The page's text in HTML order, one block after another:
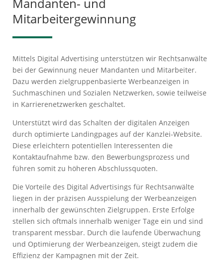
Mitarbeitergewinnung
Mittels Digital Advertising unterstützen wir Rechtsanwälte
bei der Gewinnung neuer Mandanten und Mitarbeiter.
Dazu werden zielgruppenbasierte Werbeanzeigen in
Suchmaschinen und Sozialen Netzwerken, sowie teilweise
in Karrierenetzwerken geschaltet.
Unterstützt wird das Schalten der digitalen Anzeigen
durch optimierte Landingpages auf der Kanzlei-Website.
Diese erleichtern potentiellen Interessenten die
Kontaktaufnahme bzw. den Bewerbungsprozess und
führen somit zu höheren Abschlussquoten.
Die Vorteile des Digital Advertisings für Rechtsanwälte
liegen in der präzisen Ausspielung der Werbeanzeigen
innerhalb der gewünschten Zielgruppen. Erste Erfolge
stellen sich oftmals innerhalb weniger Tage ein und sind
transparent messbar. Durch die laufende Überwachung
und Optimierung der Werbeanzeigen, steigt zudem die
Effizienz der Kampagnen mit der Zeit.